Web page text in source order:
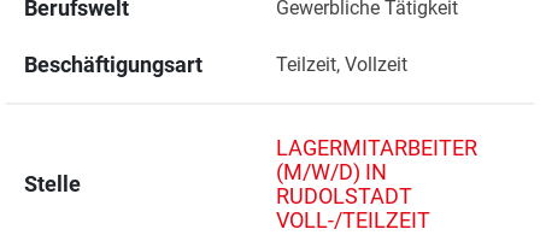
Berufswelt Gewerbliche Tätigkeit
Beschäftigungsart Teilzeit, Vollzeit
Stelle
LAGERMITARBEITER
(M/W/D) IN
RUDOLSTADT
VOLL-/TEILZEIT